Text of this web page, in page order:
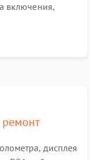
включения,
Оценка
дисплея